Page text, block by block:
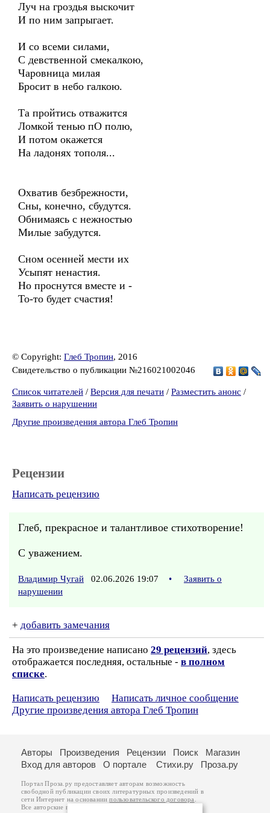
Луч на гроздья выскочит
И по ним запрыгает.
И со всеми силами,
С девственной смекалкою,
Чаровница милая
Бросит в небо галкою.
Та пройтись отважится
Ломкой тенью пО полю,
И потом окажется
На ладонях тополя...
Охватив безбрежности,
Сны, конечно, сбудутся.
Обнимаясь с нежностью
Милые забудутся.
Сном осенней мести их
Усыпят ненастия.
Но проснутся вместе и -
То-то будет счастия!
© Copyright: Глеб Тропин, 2016
Свидетельство о публикации №216021002046
Список читателей / Версия для печати / Разместить анонс /
Заявить о нарушении
Другие произведения автора Глеб Тропин
Рецензии
Написать рецензию
Глеб, прекрасное и талантливое стихотворение!
С уважением.
Владимир Чугай 02.06.2026 19:07 •
Заявить о
нарушении
+ добавить замечания
На это произведение написано 29 рецензий, здесь
отображается последняя, остальные - в полном
списке.
Написать рецензию
Написать личное сообщение
Другие произведения автора Глеб Тропин
Авторы Произведения Рецензии Поиск
Магазин
Вход для авторов
О портале Стихи.ру Проза.ру
Портал Проза.ру предоставляет авторам возможность
свободной публикации своих литературных произведений в
сети Интернет на основаниипользовательского договора
Все авторские права на произведения принадлежат авторам